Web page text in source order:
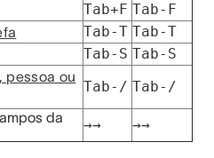
Tab+F Tab-F
Tab-T Tab-T
Tab-S Tab-S
pessoa ou
Tab-/ Tab-/
da
→→ →→